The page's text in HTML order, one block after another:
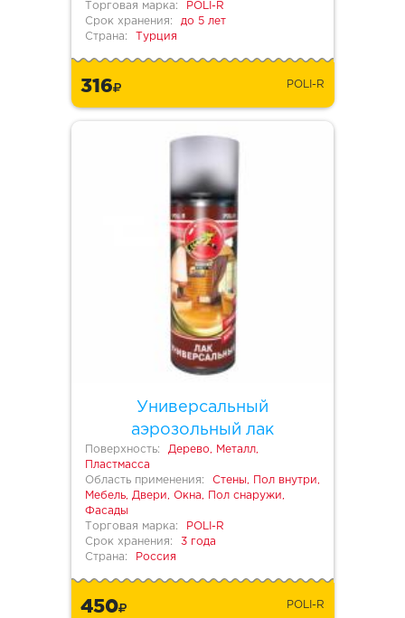
Торговая марка:
POLI-R
Срок хранения:
до 5 лет
Страна:
Турция
316 POLI-R
Универсальный
аэрозольный лак
Поверхность:
Дерево, Металл,
Пластмасса
Область применения:
Стены, Пол внутри,
Мебель, Двери, Окна, Пол снаружи,
Фасады
Торговая марка:
POLI-R
Срок хранения:
3 года
Страна:
Россия
450 POLI-R